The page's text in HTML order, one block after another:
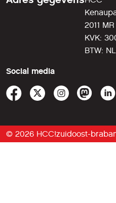
2011
KVK:
BTW:
Social media
© 2026 HCC!zuidoost-